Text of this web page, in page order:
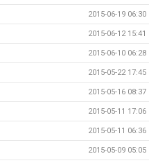
2015-06-19 06:30
2015-06-12 15:41
2015-06-10 06:28
2015-05-22 17:45
2015-05-16 08:37
2015-05-11 17:06
2015-05-11 06:36
2015-05-09 05:05